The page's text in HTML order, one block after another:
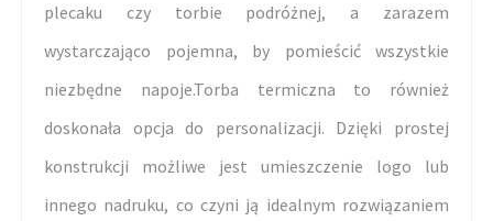
plecaku czy torbie podróżnej, a zarazem
wystarczająco pojemna, by pomieścić wszystkie
niezbędne napoje.Torba termiczna to również
doskonała opcja do personalizacji. Dzięki prostej
konstrukcji możliwe jest umieszczenie logo lub
innego nadruku, co czyni ją idealnym rozwiązaniem